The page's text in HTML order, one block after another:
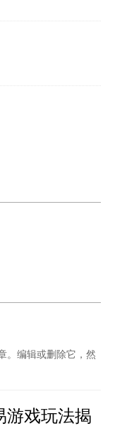
。编辑或删除它，然
游戏玩法揭